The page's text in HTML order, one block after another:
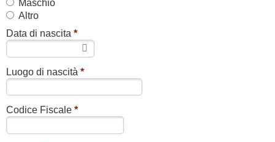
Maschio
Altro
Data di nascita *
Luogo di nascità *
Codice Fiscale *